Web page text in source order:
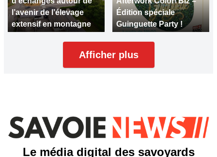
l’avenir de l’élevage
extensif en montagne
Édition spéciale
Guinguette Party !
Afficher plus
Le média digital des savoyards